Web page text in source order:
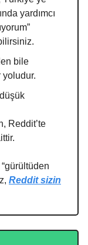
yardımcı
bile
Reddit’te
Reddit sizin